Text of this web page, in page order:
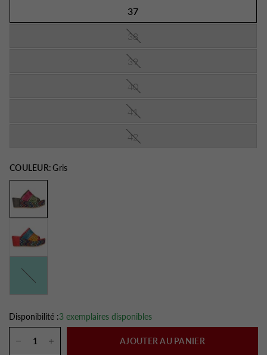
37
38
39
40
41
42
COULEUR:Gris
Disponibilité :3 exemplaires disponibles
AJOUTER AU PANIER